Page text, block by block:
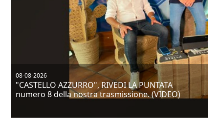
08-08-2026
Santa Maria Oliveto: tre giorni di festeggiamenti
nella frazione di Pozzilli in onore di San Lorenzo.